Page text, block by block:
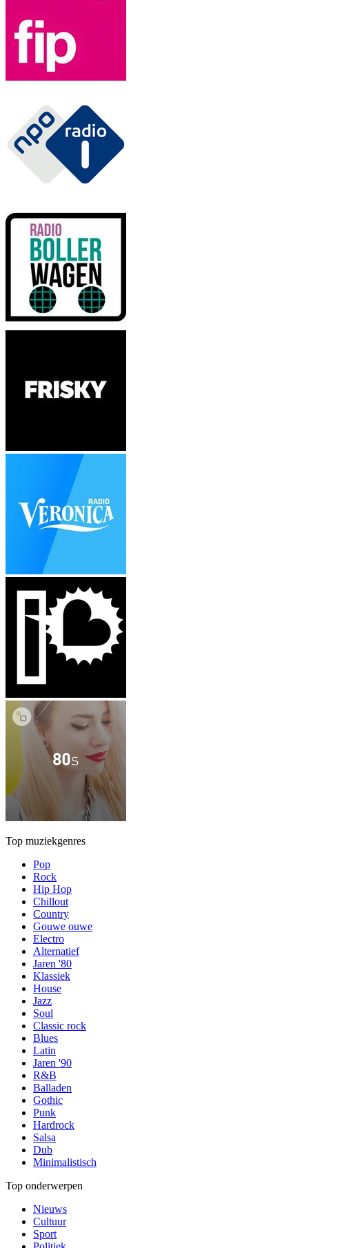
Top muziekgenres
Pop
Rock
Hip Hop
Chillout
Country
Gouwe ouwe
Electro
Alternatief
Jaren '80
Klassiek
House
Jazz
Soul
Classic rock
Blues
Latin
Jaren '90
R&B
Balladen
Gothic
Punk
Hardrock
Salsa
Dub
Minimalistisch
Top onderwerpen
Nieuws
Cultuur
Sport